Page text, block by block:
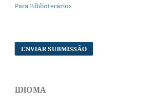
Para Bibliotecários
ENVIAR SUBMISSÃO
IDIOMA